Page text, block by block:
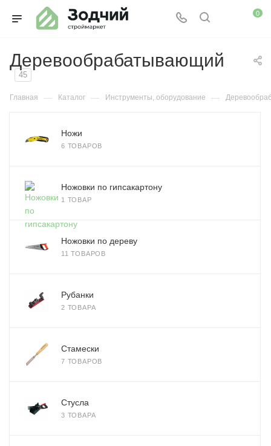
0
Деревообрабатывающий
45
Главная — Каталог — Инструменты, оборудование —
Ножи
6 ТОВАРОВ
Ножовки по гипсакартону
1 ТОВАР
Ножовки по дереву
11 ТОВАРОВ
Рубанки
2 ТОВАРА
Стамески
7 ТОВАРОВ
Стусла
3 ТОВАРА